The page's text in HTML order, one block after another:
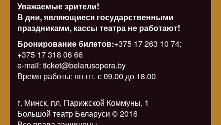
Уважаемые зрители!
В дни, являющиеся государственными
праздниками, кассы театра не работают!
Бронирование билетов:+375 17 263 10 74;
+375 17 318 06 66
e-mail: ticket@belarusopera.by
Время работы: пн-пт. с 09.00 до 18.00
г. Минск, пл. Парижской Коммуны, 1
Большой театр Беларуси © 2016